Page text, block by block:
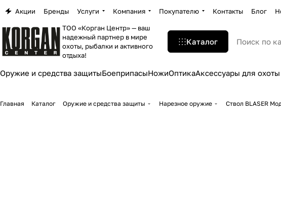
Акции Бренды Услуги Компания Покупателю Контакты Блог
ТОО «Корган Центр» — ваш
надежный партнер в мире
охоты, рыбалки и активного
отдыха!
Каталог
Оружие и средства защитыБоеприпасыНожиОптикаАксессуары для
Главная Каталог Оружие и средства защиты Нарезное оружие Ствол BLASER